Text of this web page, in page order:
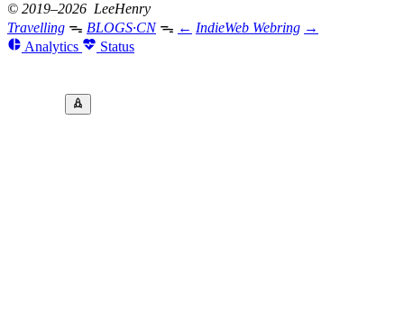
© 2019–2026 LeeHenry
Travelling ᯓ BLOGS·CN ᯓ ← IndieWeb Webring →
Analytics
Status